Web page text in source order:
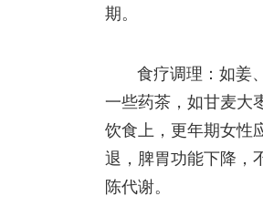
期。
食疗调理：如姜
一些药茶，如甘麦大
饮食上，更年期女性
退，脾胃功能下降，
陈代谢。